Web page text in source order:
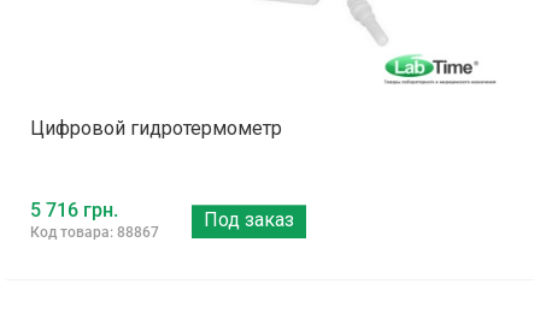
Цифровой гидротермометр
5 716 грн.
Код товара: 88867
Под заказ